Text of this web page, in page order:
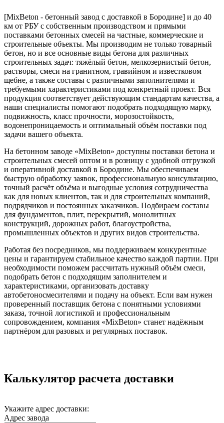
[MixBeton - бетонный завод с доставкой в Бородине] и до 40
км от РБУ с собственным производством и прямыми
поставками бетонных смесей на частные, коммерческие и
строительные объекты. Мы производим не только товарный
бетон, но и все основные виды бетона для различных
строительных задач: тяжёлый бетон, мелкозернистый бетон,
растворы, смеси на гранитном, гравийном и известковом
щебне, а также составы с различными заполнителями и
требуемыми характеристиками под конкретный проект. Вся
продукция соответствует действующим стандартам качества, а
наши специалисты помогают подобрать подходящую марку,
подвижность, класс прочности, морозостойкость,
водонепроницаемость и оптимальный объём поставки под
задачи вашего объекта.
На бетонном заводе «MixBeton» доступны поставки бетона и
строительных смесей оптом и в розницу с удобной отгрузкой
и оперативной доставкой в Бородине. Мы обеспечиваем
быструю обработку заявок, профессиональную консультацию,
точный расчёт объёма и выгодные условия сотрудничества
как для новых клиентов, так и для строительных компаний,
подрядчиков и постоянных заказчиков. Подбираем составы
для фундаментов, плит, перекрытий, монолитных
конструкций, дорожных работ, благоустройства,
промышленных объектов и других видов строительства.
Работая без посредников, мы поддерживаем конкурентные
цены и гарантируем стабильное качество каждой партии. При
необходимости поможем рассчитать нужный объём смеси,
подобрать бетон с подходящим заполнителем и
характеристиками, организовать доставку
автобетоносмесителями и подачу на объект. Если вам нужен
проверенный поставщик бетона с понятными условиями
заказа, точной логистикой и профессиональным
сопровождением, компания «MixBeton» станет надёжным
партнёром для разовых и регулярных поставок.
Калькулятор расчета доставки
Укажите адрес доставки:
Адрес завода